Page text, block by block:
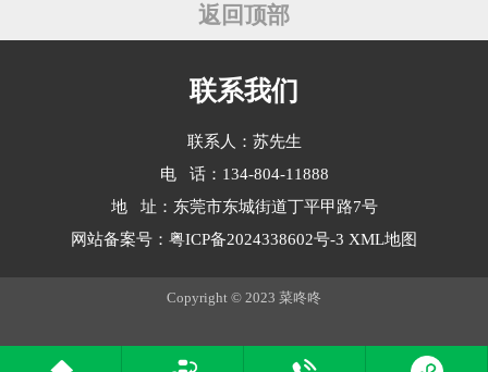
返回顶部
联系我们
联系人：苏先生
电 话：134-804-11888
地 址：东莞市东城街道丁平甲路7号
网站备案号： 粤ICP备2024338602号-3 XML地图
Copyright © 2023 菜咚咚